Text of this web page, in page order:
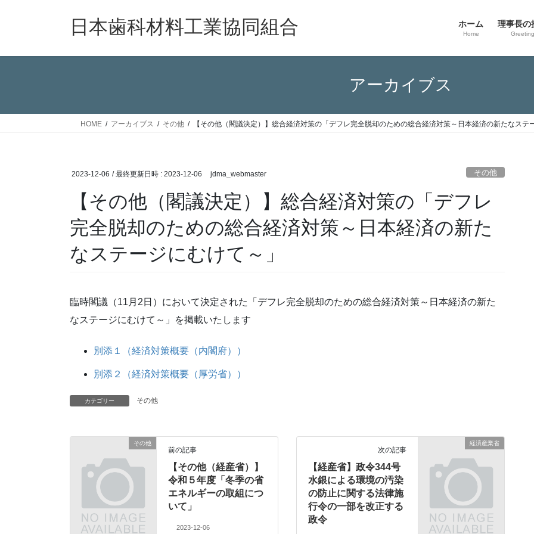
日本歯科材料工業協同組合 ホーム
Home
理事長の
Greeting
アーカイブス
HOME アーカイブス その他 【その他（閣議決定）】総合経済対策の「デフレ完全脱却のための総合経済対策～日本経済の新たなステ
2023-12-06 / 最終更新日時 : 2023-12-06 jdma_webmaster その他
【その他（閣議決定）】総合経済対策の「デフレ
完全脱却のための総合経済対策～日本経済の新た
なステージにむけて～」
臨時閣議（11月2日）において決定された「デフレ完全脱却のための総合経済対策～日本経済の新た
なステージにむけて～」を掲載いたします
別添１（経済対策概要（内閣府））
別添２（経済対策概要（厚労省））
カテゴリー その他
その他
前の記事
【その他（経産省）】
令和５年度「冬季の省
エネルギーの取組につ
いて」
2023-12-06
経済産業省
次の記事
【経産省】政令344号
水銀による環境の汚染
の防止に関する法律施
行令の一部を改正する
政令